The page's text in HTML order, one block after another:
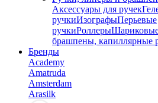
Аксессуары для ручек
ручкиИзографыПерьевые
ручкиРоллеры
брашпены, капиллярные
Бренды
Academy
Amatruda
Amsterdam
Arasilk